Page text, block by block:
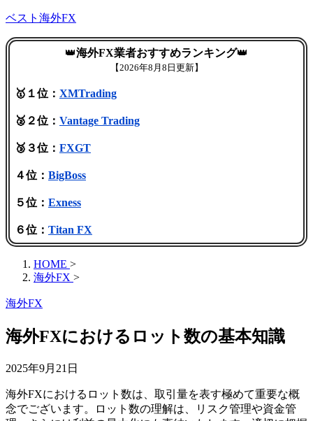
ベスト海外FX
👑海外FX業者おすすめランキング👑
【2026年8月8日更新】
🥇１位： XMTrading
🥈２位： Vantage Trading
🥉３位： FXGT
４位： BigBoss
５位： Exness
６位： Titan FX
HOME >
海外FX >
海外FX
海外FXにおけるロット数の基本知識
2025年9月21日
海外FXにおけるロット数は、取引量を表す極めて重要な概
念でございます。ロット数の理解は、リスク管理や資金管